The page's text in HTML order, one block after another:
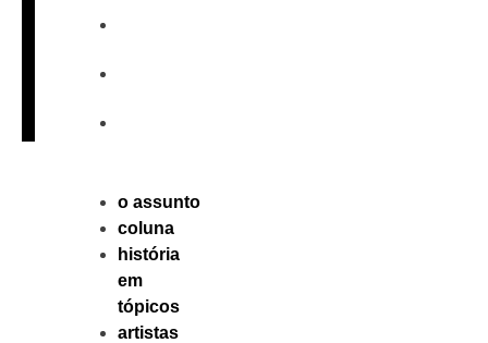
o assunto
coluna
história
em
tópicos
artistas